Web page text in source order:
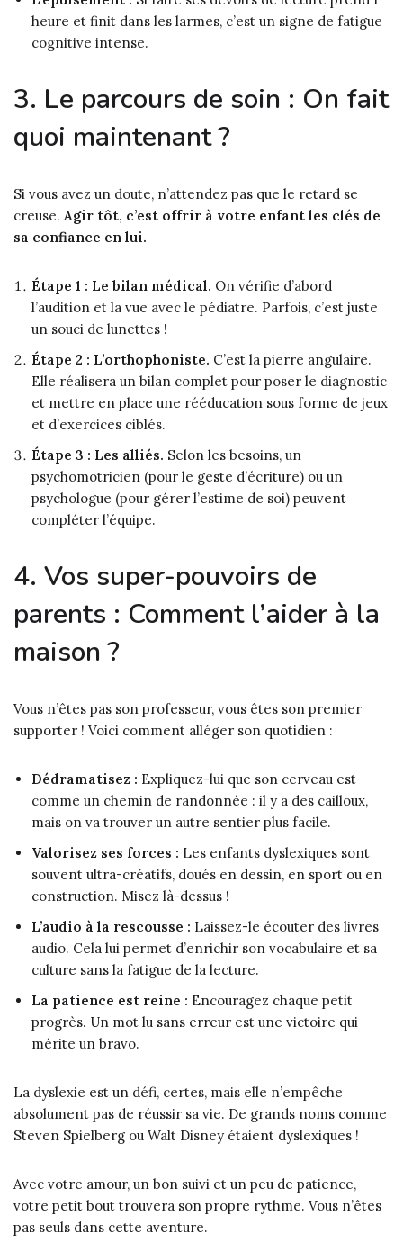
heure et finit dans les larmes, c’est un signe de fatigue
cognitive intense.
3. Le parcours de soin : On fait
quoi maintenant ?
Si vous avez un doute, n’attendez pas que le retard se
creuse. Agir tôt, c’est offrir à votre enfant les clés de
sa confiance en lui.
Étape 1 : Le bilan médical. On vérifie d’abord
l’audition et la vue avec le pédiatre. Parfois, c’est juste
un souci de lunettes !
Étape 2 : L’orthophoniste. C’est la pierre angulaire.
Elle réalisera un bilan complet pour poser le diagnostic
et mettre en place une rééducation sous forme de jeux
et d’exercices ciblés.
Étape 3 : Les alliés. Selon les besoins, un
psychomotricien (pour le geste d’écriture) ou un
psychologue (pour gérer l’estime de soi) peuvent
compléter l’équipe.
4. Vos super-pouvoirs de
parents : Comment l’aider à la
maison ?
Vous n’êtes pas son professeur, vous êtes son premier
supporter ! Voici comment alléger son quotidien :
Dédramatisez : Expliquez-lui que son cerveau est
comme un chemin de randonnée : il y a des cailloux,
mais on va trouver un autre sentier plus facile.
Valorisez ses forces : Les enfants dyslexiques sont
souvent ultra-créatifs, doués en dessin, en sport ou en
construction. Misez là-dessus !
L’audio à la rescousse : Laissez-le écouter des livres
audio. Cela lui permet d’enrichir son vocabulaire et sa
culture sans la fatigue de la lecture.
La patience est reine : Encouragez chaque petit
progrès. Un mot lu sans erreur est une victoire qui
mérite un bravo.
La dyslexie est un défi, certes, mais elle n’empêche
absolument pas de réussir sa vie. De grands noms comme
Steven Spielberg ou Walt Disney étaient dyslexiques !
Avec votre amour, un bon suivi et un peu de patience,
votre petit bout trouvera son propre rythme. Vous n’êtes
pas seuls dans cette aventure.